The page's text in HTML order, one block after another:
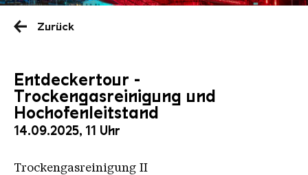
Zurück
Entdeckertour -
Trockengasreinigung und
Hochofenleitstand
14.09.2025, 11 Uhr
Trockengasreinigung II